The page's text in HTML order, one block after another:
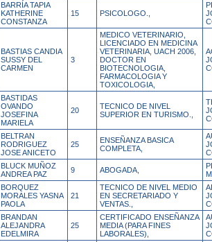
BARRÍA TAPIA
KATHERINE
CONSTANZA
15 PSICOLOGO.,
BASTIAS CANDIA
SUSSY DEL
CARMEN
3
MEDICO VETERINARIO,
LICENCIADO EN MEDICINA
VETERINARIA, UACH 2006,
DOCTOR EN
BIOTECNOLOGIA,
FARMACOLOGIA Y
TOXICOLOGIA,
BASTIDAS
OVANDO
JOSEFINA
MARIELA
20
TECNICO DE NIVEL
SUPERIOR EN TURISMO.,
BELTRAN
RODRIGUEZ
JOSE ANICETO
25
ENSEÑANZA BASICA
COMPLETA,
BLUCK MUÑOZ
ANDREA PAZ
9 ABOGADA,
BORQUEZ
MORALES YASNA
PAOLA
21
TECNICO DE NIVEL MEDIO
EN SECRETARIADO Y
VENTAS.,
BRANDAN
ALEJANDRA
EDELMIRA
25
CERTIFICADO ENSEÑANZA
MEDIA (PARA FINES
LABORALES),